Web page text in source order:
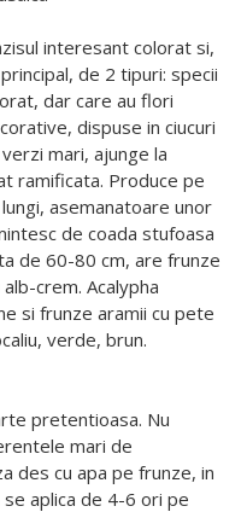
interesant colorat si,
de 2 tipuri: specii
dar care au flori
dispuse in ciucuri
mari, ajunge la
ramificata. Produce pe
asemanatoare unor
de coada stufoasa
de 60-80 cm, are frunze
crem. Acalypha
si frunze aramii cu pete
verde, brun.
pretentioasa. Nu
mari de
des cu apa pe frunze, in
aplica de 4-6 ori pe